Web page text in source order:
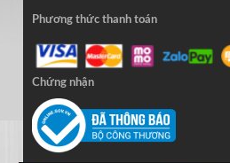
Phương thức thanh toán
Chứng nhận